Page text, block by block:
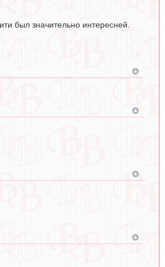
был значительно интересней.